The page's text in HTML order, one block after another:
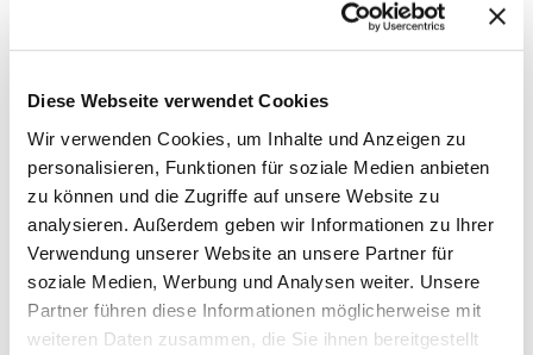
Diese Webseite verwendet Cookies
Wir verwenden Cookies, um Inhalte und Anzeigen zu
personalisieren, Funktionen für soziale Medien anbieten
zu können und die Zugriffe auf unsere Website zu
analysieren. Außerdem geben wir Informationen zu Ihrer
Verwendung unserer Website an unsere Partner für
soziale Medien, Werbung und Analysen weiter. Unsere
Partner führen diese Informationen möglicherweise mit
weiteren Daten zusammen, die Sie ihnen bereitgestellt
Dein Thema?
Das Thema interessiert dich? Wenn Du fragen hast,
dann melde dich ganz unverbindlich bei uns!
VORNAME*